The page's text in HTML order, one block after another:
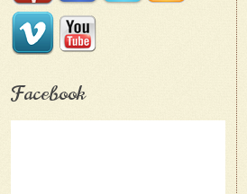
Facebook